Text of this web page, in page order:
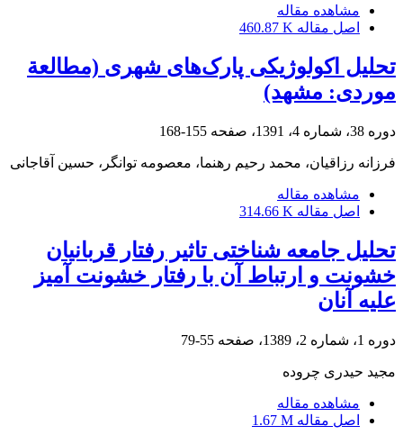
مشاهده مقاله
اصل مقاله 460.87 K
تحلیل اکولوژیکی پارک‌های شهری (مطالعة
موردی: مشهد)
دوره 38، شماره 4، 1391، صفحه 155-168
فرزانه رزاقیان، محمد رحیم رهنما، معصومه توانگر، حسین آقاجانی
مشاهده مقاله
اصل مقاله 314.66 K
تحلیل جامعه شناختی تاثیر رفتار قربانیان
خشونت و ارتباط آن با رفتار خشونت آمیز
علیه آنان
دوره 1، شماره 2، 1389، صفحه 55-79
مجید حیدری چروده
مشاهده مقاله
اصل مقاله 1.67 M